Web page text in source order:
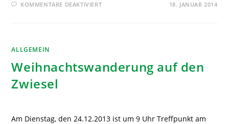
KOMMENTARE DEAKTIVIERT 18. JANUAR 2014
ALLGEMEIN
Weihnachtswanderung auf den
Zwiesel
Am Dienstag, den 24.12.2013 ist um 9 Uhr Treffpunkt am